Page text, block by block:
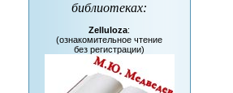
библиотеках:
Zelluloza:
(ознакомительное чтение
без регистрации)